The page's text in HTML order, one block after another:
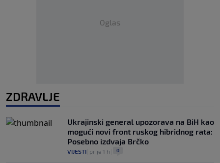
Oglas
ZDRAVLJE
Ukrajinski general upozorava na BiH kao
mogući novi front ruskog hibridnog rata:
Posebno izdvaja Brčko
VIJESTI prije 1 h 0